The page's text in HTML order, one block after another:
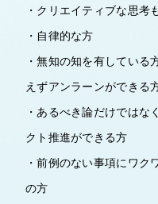
・クリエイティブな思考
・自律的な方
・無知の知を有してい
えずアンラーンができる方
・あるべき論だけではな
クト推進ができる方
・前例のない事項にワク
の方